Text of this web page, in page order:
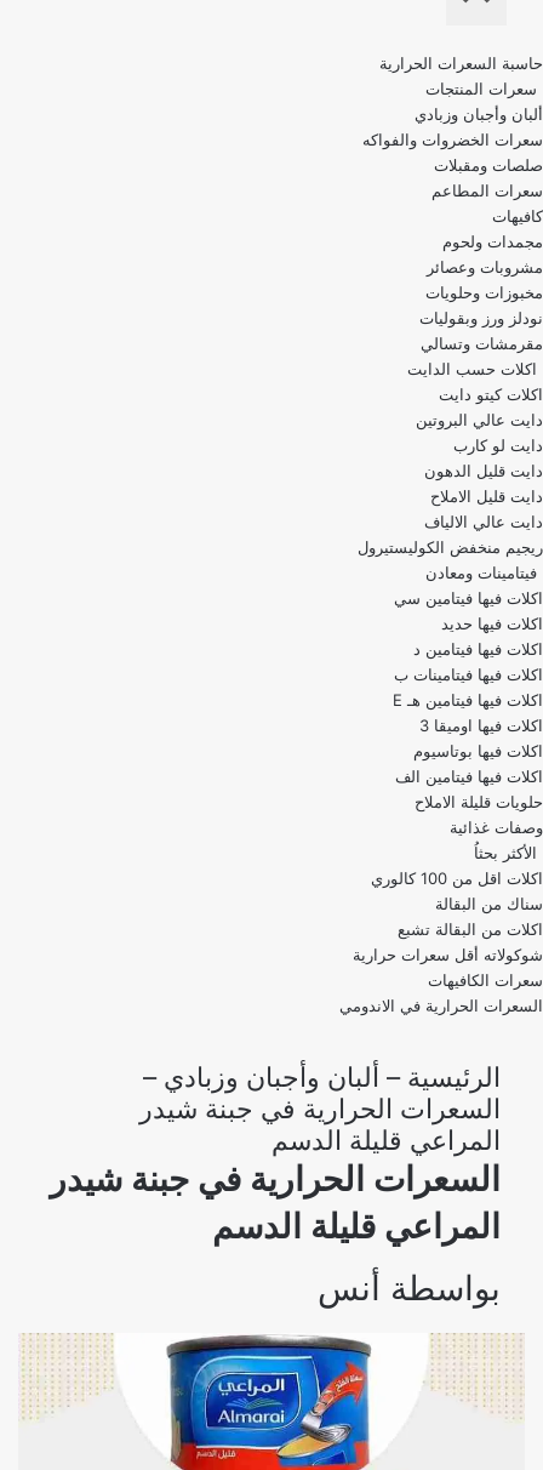
قائمة
التنقل
حاسبة السعرات الحرارية
سعرات المنتجات
ألبان وأجبان وزبادي
سعرات الخضروات والفواكه
صلصات ومقبلات
سعرات المطاعم
كافيهات
مجمدات ولحوم
مشروبات وعصائر
مخبوزات وحلويات
نودلز ورز وبقوليات
مقرمشات وتسالي
اكلات حسب الدايت
اكلات كيتو دايت
دايت عالي البروتين
دايت لو كارب
دايت قليل الدهون
دايت قليل الاملاح
دايت عالي الالياف
ريجيم منخفض الكوليستيرول
فيتامينات ومعادن
اكلات فيها فيتامين سي
اكلات فيها حديد
اكلات فيها فيتامين د
اكلات فيها فيتامينات ب
اكلات فيها فيتامين هـ E
اكلات فيها اوميقا 3
اكلات فيها بوتاسيوم
اكلات فيها فيتامين الف
حلويات قليلة الاملاح
وصفات غذائية
الأكثر بحثاُ
اكلات اقل من 100 كالوري
اكلات من البقالة تشبع
شوكولاته أقل سعرات حرارية
سعرات الكافيهات
السعرات الحرارية في الاندومي
الرئيسية – ألبان وأجبان وزبادي –
السعرات الحرارية في جبنة شيدر
المراعي قليلة الدسم
السعرات الحرارية في جبنة شيدر
المراعي قليلة الدسم
بواسطة أنس